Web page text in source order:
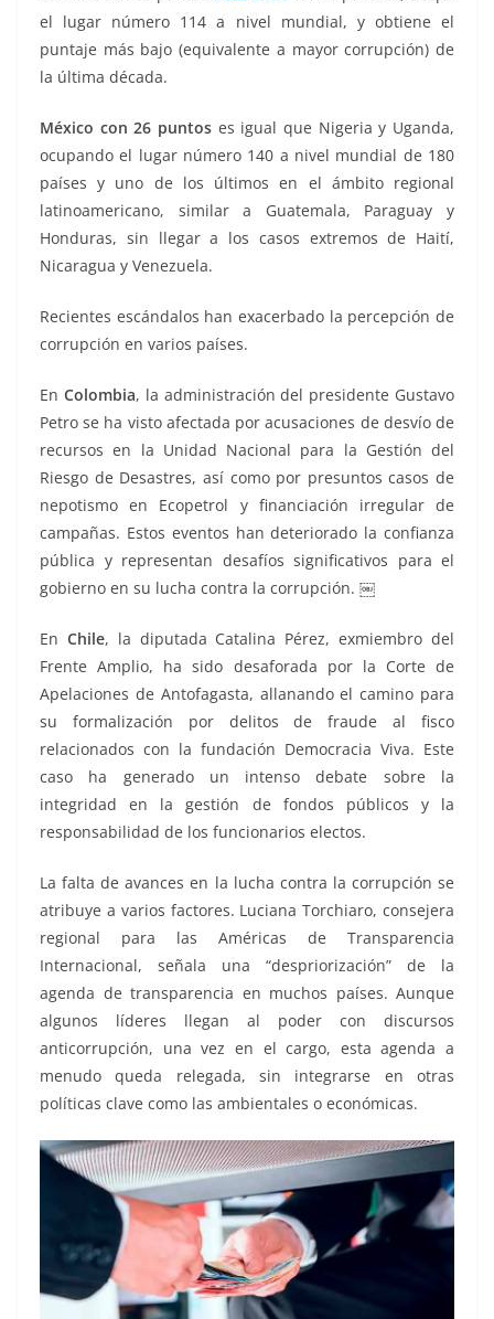
el lugar número 114 a nivel mundial, y obtiene el
puntaje más bajo (equivalente a mayor corrupción) de
la última década.
México con 26 puntos es igual que Nigeria y Uganda,
ocupando el lugar número 140 a nivel mundial de 180
países y uno de los últimos en el ámbito regional
latinoamericano, similar a Guatemala, Paraguay y
Honduras, sin llegar a los casos extremos de Haití,
Nicaragua y Venezuela.
Recientes escándalos han exacerbado la percepción de
corrupción en varios países.
En Colombia, la administración del presidente Gustavo
Petro se ha visto afectada por acusaciones de desvío de
recursos en la Unidad Nacional para la Gestión del
Riesgo de Desastres, así como por presuntos casos de
nepotismo en Ecopetrol y financiación irregular de
campañas. Estos eventos han deteriorado la confianza
pública y representan desafíos significativos para el
gobierno en su lucha contra la corrupción. ￼
En Chile, la diputada Catalina Pérez, exmiembro del
Frente Amplio, ha sido desaforada por la Corte de
Apelaciones de Antofagasta, allanando el camino para
su formalización por delitos de fraude al fisco
relacionados con la fundación Democracia Viva. Este
caso ha generado un intenso debate sobre la
integridad en la gestión de fondos públicos y la
responsabilidad de los funcionarios electos.
La falta de avances en la lucha contra la corrupción se
atribuye a varios factores. Luciana Torchiaro, consejera
regional para las Américas de Transparencia
Internacional, señala una “despriorización” de la
agenda de transparencia en muchos países. Aunque
algunos líderes llegan al poder con discursos
anticorrupción, una vez en el cargo, esta agenda a
menudo queda relegada, sin integrarse en otras
políticas clave como las ambientales o económicas.